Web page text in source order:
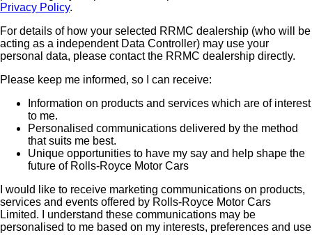
Privacy Policy.
For details of how your selected RRMC dealership (who will be
acting as a independent Data Controller) may use your
personal data, please contact the RRMC dealership directly.
Please keep me informed, so I can receive:
Information on products and services which are of interest
to me.
Personalised communications delivered by the method
that suits me best.
Unique opportunities to have my say and help shape the
future of Rolls-Royce Motor Cars
I would like to receive marketing communications on products,
services and events offered by Rolls-Royce Motor Cars
Limited. I understand these communications may be
personalised to me based on my interests, preferences and use